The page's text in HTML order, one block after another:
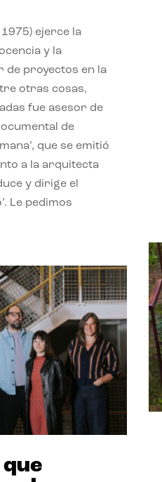
ejerce la
y la
de proyectos en la
otras cosas,
fue asesor de
de
que se emitió
a la arquitecta
y dirige el
Le pedimos